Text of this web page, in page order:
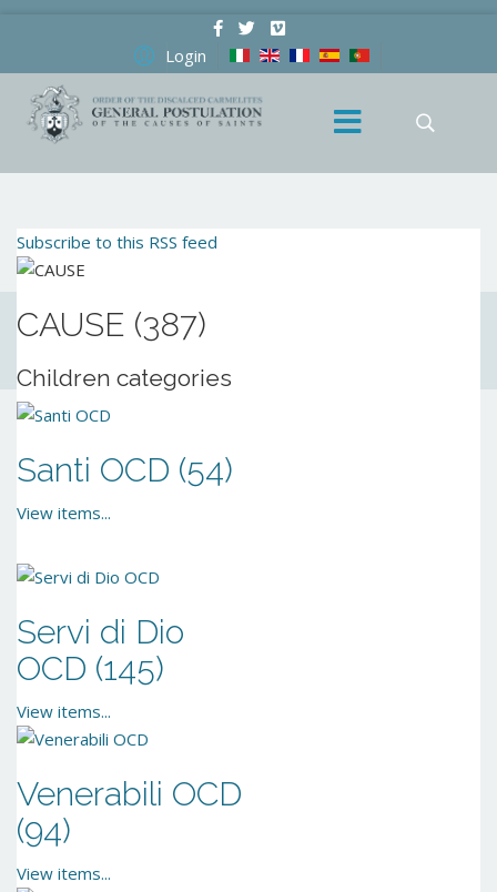
Login
Subscribe to this RSS feed
CAUSE (387)
Children categories
Santi OCD (54)
View items...
Servi di Dio
OCD (145)
View items...
Venerabili OCD
(94)
View items...